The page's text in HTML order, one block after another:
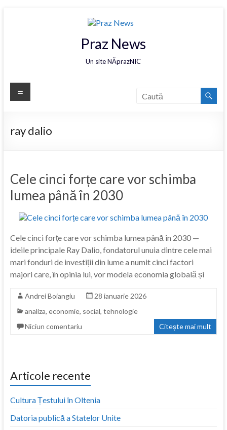
Praz News
Un site NĂprazNIC
ray dalio
Cele cinci forțe care vor schimba
lumea până în 2030
Cele cinci forțe care vor schimba lumea până în 2030 —
ideile principale Ray Dalio, fondatorul unuia dintre cele mai
mari fonduri de investiții din lume a numit cinci factori
majori care, în opinia lui, vor modela economia globală și
Andrei Boiangiu
28 ianuarie 2026
analiza, economie, social, tehnologie
Niciun comentariu
Citește mai mult
Articole recente
Cultura Țestului în Oltenia
Datoria publică a Statelor Unite